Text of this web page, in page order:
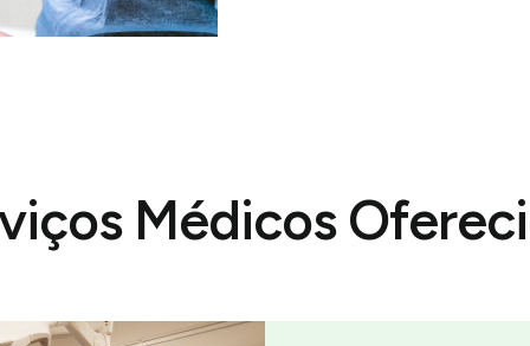
Médicos